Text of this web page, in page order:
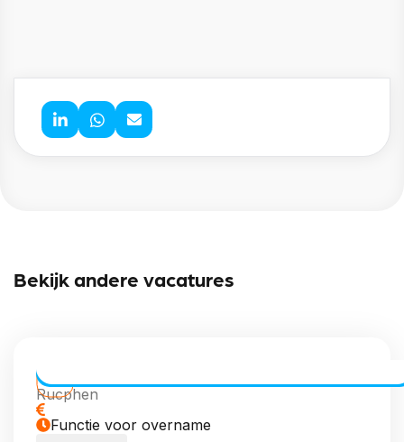
Bekijk andere vacatures
CE Chauffeur Allround | Vaste Routes
Rucphen
Functie voor overname